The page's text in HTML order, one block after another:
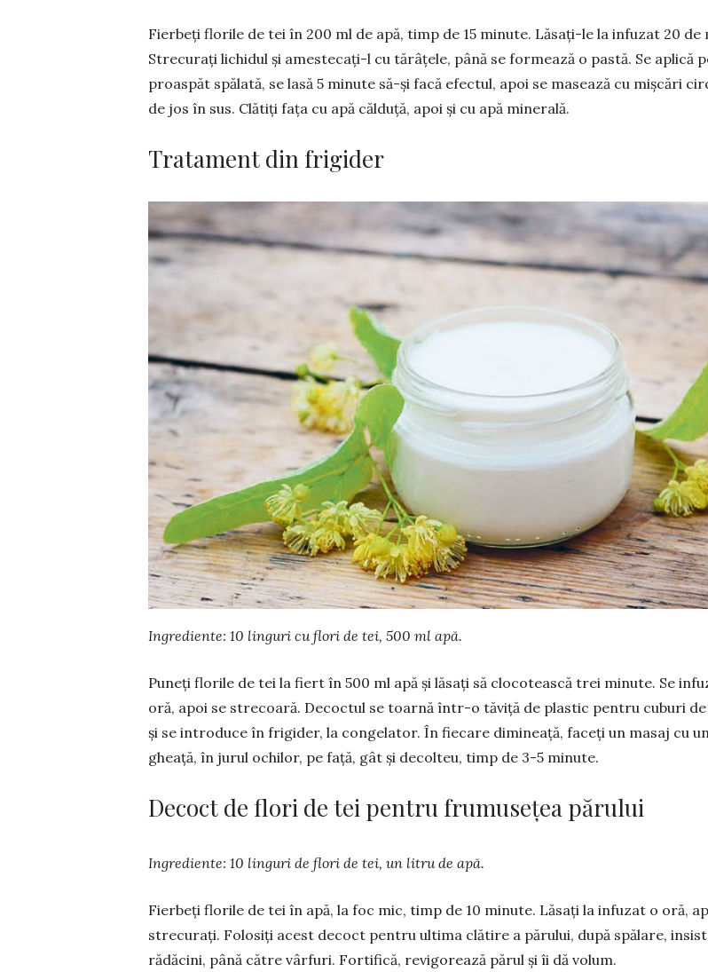
Fierbeți florile de tei în 200 ml de apă, timp de 15 minute. Lăsați-le la infuzat 20 de
Strecurați li­chi­dul și amestecați-l cu tărâțele, până se formează o pastă. Se aplică
proaspăt spălată, se lasă 5 minute să-și facă efectul, apoi se ma­sează cu mișcări
de jos în sus. Clătiți fața cu apă călduță, apoi și cu apă minerală.
Tratament din frigider
Ingrediente: 10 linguri cu flori de tei, 500 ml apă.
Puneți florile de tei la fiert în 500 ml apă și lăsați să clocotească trei minute. Se
oră, apoi se stre­coară. Decoctul se toarnă într-o tăviţă de plastic pentru cuburi de
și se introduce în frigider, la conge­lator. În fiecare dimineaţă, faceți un masaj cu
gheaţă, în jurul ochilor, pe faţă, gât și decolteu, timp de 3-5 minute.
Decoct de flori de tei pentru frumusețea părului
Ingrediente: 10 linguri de flori de tei, un litru de apă.
Fierbeţi florile de tei în apă, la foc mic, timp de 10 minute. Lăsați la infuzat o oră,
strecurați. Folosiţi acest decoct pentru ultima clătire a părului, după spălare,
rădăcini, până către vârfuri. For­ti­fică, revigorează părul și îi dă volum.